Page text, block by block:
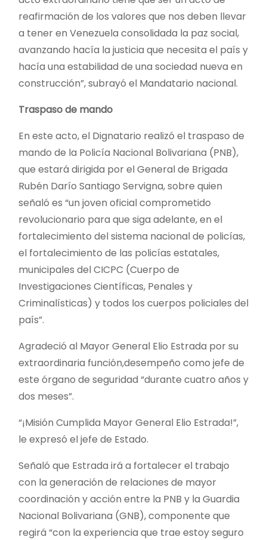
reafirmación de los valores que nos deben llevar
a tener en Venezuela consolidada la paz social,
avanzando hacía la justicia que necesita el país y
hacía una estabilidad de una sociedad nueva en
construcción”, subrayó el Mandatario nacional.
Traspaso de mando
En este acto, el Dignatario realizó el traspaso de
mando de la Policía Nacional Bolivariana (PNB),
que estará dirigida por el General de Brigada
Rubén Darío Santiago Servigna, sobre quien
señaló es “un joven oficial comprometido
revolucionario para que siga adelante, en el
fortalecimiento del sistema nacional de policías,
el fortalecimiento de las policías estatales,
municipales del CICPC (Cuerpo de
Investigaciones Científicas, Penales y
Criminalísticas) y todos los cuerpos policiales del
país”.
Agradeció al Mayor General Elio Estrada por su
extraordinaria función,desempeño como jefe de
este órgano de seguridad “durante cuatro años y
dos meses”.
“¡Misión Cumplida Mayor General Elio Estrada!”,
le expresó el jefe de Estado.
Señaló que Estrada irá a fortalecer el trabajo
con la generación de relaciones de mayor
coordinación y acción entre la PNB y la Guardia
Nacional Bolivariana (GNB), componente que
regirá “con la experiencia que trae estoy seguro